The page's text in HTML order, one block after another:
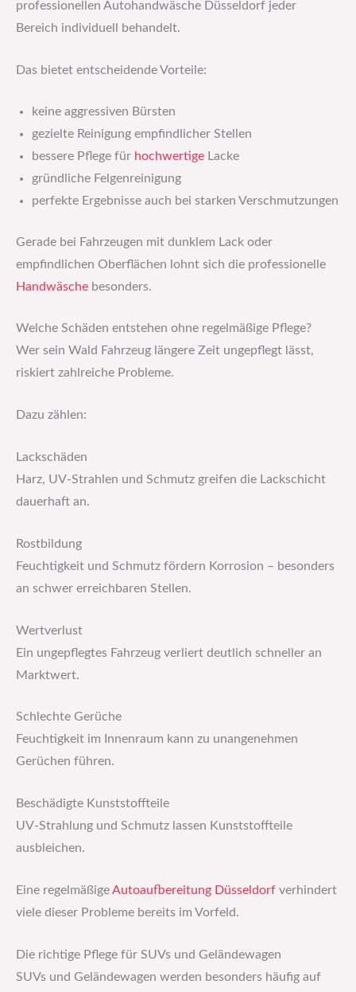
professionellen Autohandwäsche Düsseldorf jeder
Bereich individuell behandelt.
Das bietet entscheidende Vorteile:
keine aggressiven Bürsten
gezielte Reinigung empfindlicher Stellen
bessere Pflege für hochwertige Lacke
gründliche Felgenreinigung
perfekte Ergebnisse auch bei starken Verschmutzungen
Gerade bei Fahrzeugen mit dunklem Lack oder
empfindlichen Oberflächen lohnt sich die professionelle
Handwäsche besonders.
Welche Schäden entstehen ohne regelmäßige Pflege?
Wer sein Wald Fahrzeug längere Zeit ungepflegt lässt,
riskiert zahlreiche Probleme.
Dazu zählen:
Lackschäden
Harz, UV-Strahlen und Schmutz greifen die Lackschicht
dauerhaft an.
Rostbildung
Feuchtigkeit und Schmutz fördern Korrosion – besonders
an schwer erreichbaren Stellen.
Wertverlust
Ein ungepflegtes Fahrzeug verliert deutlich schneller an
Marktwert.
Schlechte Gerüche
Feuchtigkeit im Innenraum kann zu unangenehmen
Gerüchen führen.
Beschädigte Kunststoffteile
UV-Strahlung und Schmutz lassen Kunststoffteile
ausbleichen.
Eine regelmäßige Autoaufbereitung Düsseldorf verhindert
viele dieser Probleme bereits im Vorfeld.
Die richtige Pflege für SUVs und Geländewagen
SUVs und Geländewagen werden besonders häufig auf